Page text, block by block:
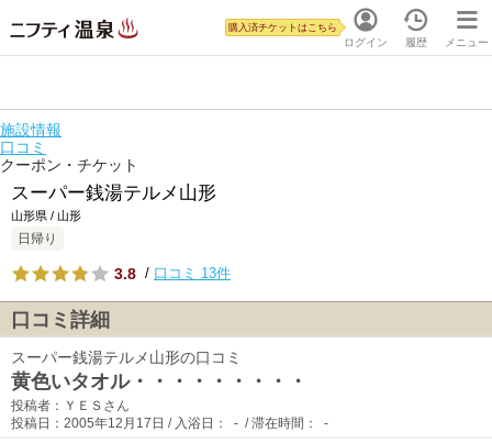
ログイン
購入済チケットはこちら
履歴 メニュー
施設情報
口コミ
クーポン・チケット
スーパー銭湯テルメ山形
山形県 / 山形
日帰り
3.8 / 口コミ 13件
口コミ詳細
スーパー銭湯テルメ山形の口コミ
黄色いタオル・・・・・・・・・
投稿者：ＹＥＳさん
投稿日：2005年12月17日 / 入浴日： - / 滞在時間： -